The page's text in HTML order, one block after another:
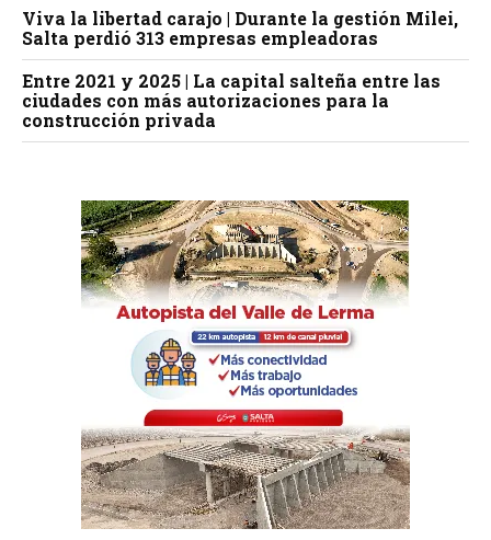
Viva la libertad carajo | Durante la gestión Milei,
Salta perdió 313 empresas empleadoras
Entre 2021 y 2025 | La capital salteña entre las
ciudades con más autorizaciones para la
construcción privada